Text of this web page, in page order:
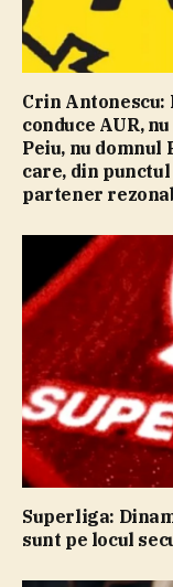
Crin Antonescu:
conduce AUR,
Peiu, nu
care, din
partener
Superliga:
sunt pe locul